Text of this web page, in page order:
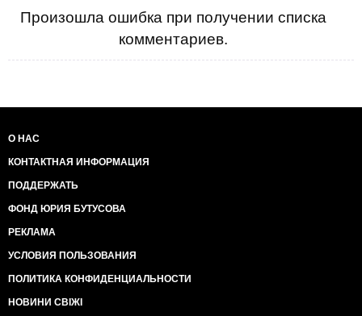
Произошла ошибка при получении списка
комментариев.
О НАС
КОНТАКТНАЯ ИНФОРМАЦИЯ
ПОДДЕРЖАТЬ
ФОНД ЮРИЯ БУТУСОВА
РЕКЛАМА
УСЛОВИЯ ПОЛЬЗОВАНИЯ
ПОЛИТИКА КОНФИДЕНЦИАЛЬНОСТИ
НОВИНИ СВІЖІ